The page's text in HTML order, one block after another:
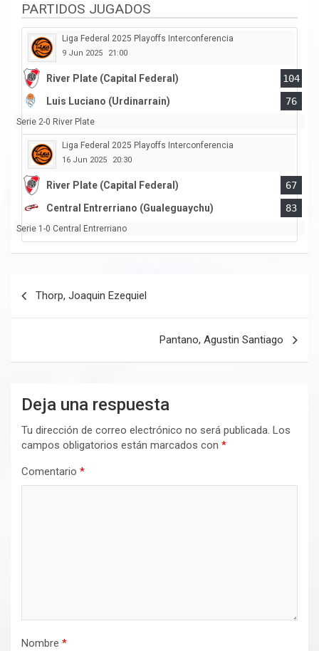
PARTIDOS JUGADOS
Liga Federal 2025 Playoffs Interconferencia
9 Jun 2025 21:00
River Plate (Capital Federal)
104
Luis Luciano (Urdinarrain)
76
Serie 2-0 River Plate
Liga Federal 2025 Playoffs Interconferencia
16 Jun 2025 20:30
River Plate (Capital Federal)
67
Central Entrerriano (Gualeguaychu)
83
Serie 1-0 Central Entrerriano
Thorp, Joaquin Ezequiel
Pantano, Agustin Santiago
Deja una respuesta
Tu dirección de correo electrónico no será publicada. Los
campos obligatorios están marcados con *
Comentario *
Nombre *